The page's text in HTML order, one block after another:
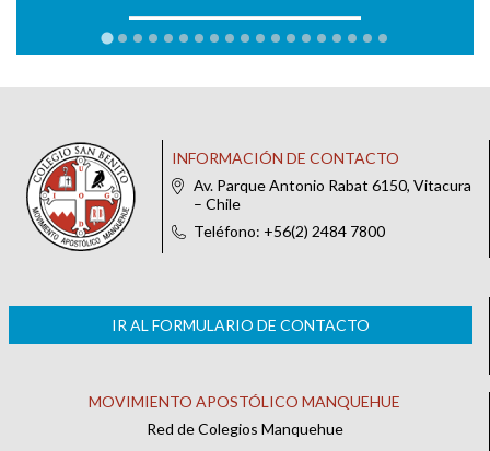
INFORMACIÓN DE CONTACTO
Av. Parque Antonio Rabat 6150, Vitacura
– Chile
Teléfono: +56(2) 2484 7800
IR AL FORMULARIO DE CONTACTO
MOVIMIENTO APOSTÓLICO MANQUEHUE
Red de Colegios Manquehue